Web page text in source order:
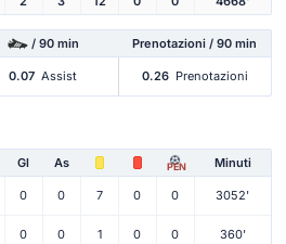
/ 90 min Prenotazioni / 90 min
0.07 Assist 0.26 Prenotazioni
Gl As PEN Minuti
0 0 7 0 0 3052'
0 0 1 0 0 360'